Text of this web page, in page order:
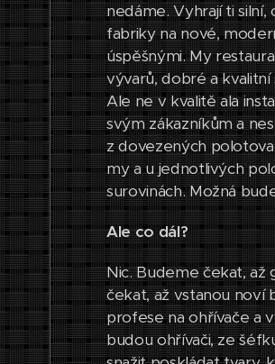
nedáme. Vyhrají ti
fabriky na nové,
úspěšnými. My
vývarů, dobré a kvalitní
Ale ne v kvalitě ala
svým zákazníkům a
z dovezených
my a u jednotlivých
surovinách. Možná
Ale co dál?
Nic. Budeme čekat, až
čekat, až vstanou noví
profese na ohřívače a
budou ohřívači, ze